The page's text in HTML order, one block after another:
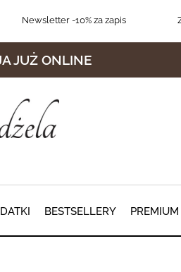
Newsletter-10% za zapis
JUŻ ONLINE
BESTSELLERY PREMIUM